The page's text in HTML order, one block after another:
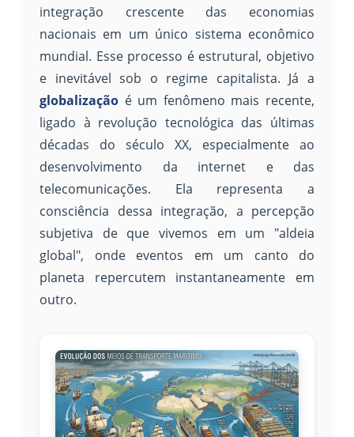
integração crescente das economias
nacionais em um único sistema econômico
mundial. Esse processo é estrutural, objetivo
e inevitável sob o regime capitalista. Já a
globalização é um fenômeno mais recente,
ligado à revolução tecnológica das últimas
décadas do século XX, especialmente ao
desenvolvimento da internet e das
telecomunicações. Ela representa a
consciência dessa integração, a percepção
subjetiva de que vivemos em um "aldeia
global", onde eventos em um canto do
planeta repercutem instantaneamente em
outro.